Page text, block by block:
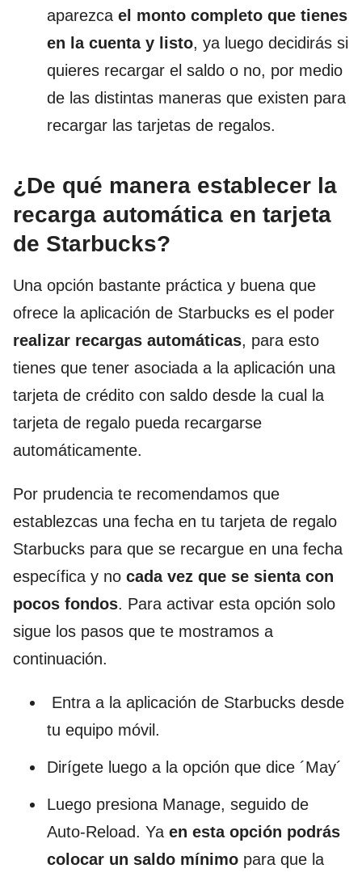
aparezca el monto completo que tienes
en la cuenta y listo, ya luego decidirás si
quieres recargar el saldo o no, por medio
de las distintas maneras que existen para
recargar las tarjetas de regalos.
¿De qué manera establecer la
recarga automática en tarjeta
de Starbucks?
Una opción bastante práctica y buena que
ofrece la aplicación de Starbucks es el poder
realizar recargas automáticas, para esto
tienes que tener asociada a la aplicación una
tarjeta de crédito con saldo desde la cual la
tarjeta de regalo pueda recargarse
automáticamente.
Por prudencia te recomendamos que
establezcas una fecha en tu tarjeta de regalo
Starbucks para que se recargue en una fecha
específica y no cada vez que se sienta con
pocos fondos. Para activar esta opción solo
sigue los pasos que te mostramos a
continuación.
Entra a la aplicación de Starbucks desde
tu equipo móvil.
Dirígete luego a la opción que dice ´May´
Luego presiona Manage, seguido de
Auto-Reload. Ya en esta opción podrás
colocar un saldo mínimo para que la